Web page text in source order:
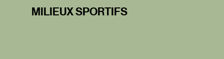
MILIEUX SPORTIFS